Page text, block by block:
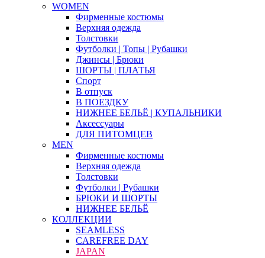
WOMEN
Фирменные костюмы
Верхняя одежда
Толстовки
Футболки | Топы | Рубашки
Джинсы | Брюки
ШОРТЫ | ПЛАТЬЯ
Спорт
В отпуск
В ПОЕЗДКУ
НИЖНЕЕ БЕЛЬЁ | КУПАЛЬНИКИ
Аксессуары
ДЛЯ ПИТОМЦЕВ
MEN
Фирменные костюмы
Верхняя одежда
Толстовки
Футболки | Рубашки
БРЮКИ И ШОРТЫ
НИЖНЕЕ БЕЛЬЁ
КОЛЛЕКЦИИ
SEAMLESS
CAREFREE DAY
JAPAN